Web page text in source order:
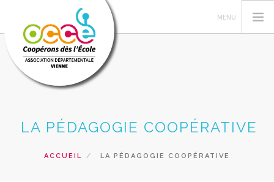
GERER SA COOPERATIVE
LA PÉDAGOGIE COOPÉRATIVE
ACCUEIL LA PÉDAGOGIE COOPÉRATIVE